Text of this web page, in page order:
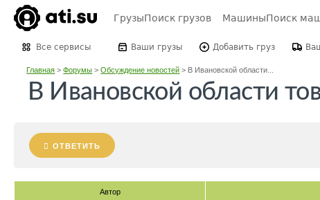
ГрузыПоиск грузов МашиныПоиск
Все сервисы Ваши грузы Добавить груз
Главная >Форумы >Обсуждение новостей > В Ивановской области...
В Ивановской области
ОТВЕТИТЬ
Автор